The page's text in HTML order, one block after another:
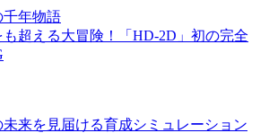
千年物語
超える大冒険！「HD-2D」初の完全
来を見届ける育成シミュレーション